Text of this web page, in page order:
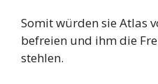
Somit würden sie Atlas
befreien und ihm die
stehlen.